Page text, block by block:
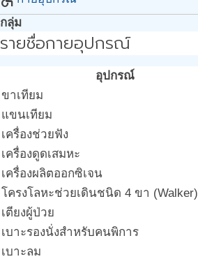
กลุ่ม
รายชื่อกายอุปกรณ์
อุปกรณ์
ขาเทียม
แขนเทียม
เครื่องช่วยฟัง
เครื่องดูดเสมหะ
เครื่องผลิตออกซิเจน
โครงโลหะช่วยเดินชนิด 4 ขา (Walker)
เตียงผู้ป่วย
เบาะรองนั่งสำหรับคนพิการ
เบาะลม